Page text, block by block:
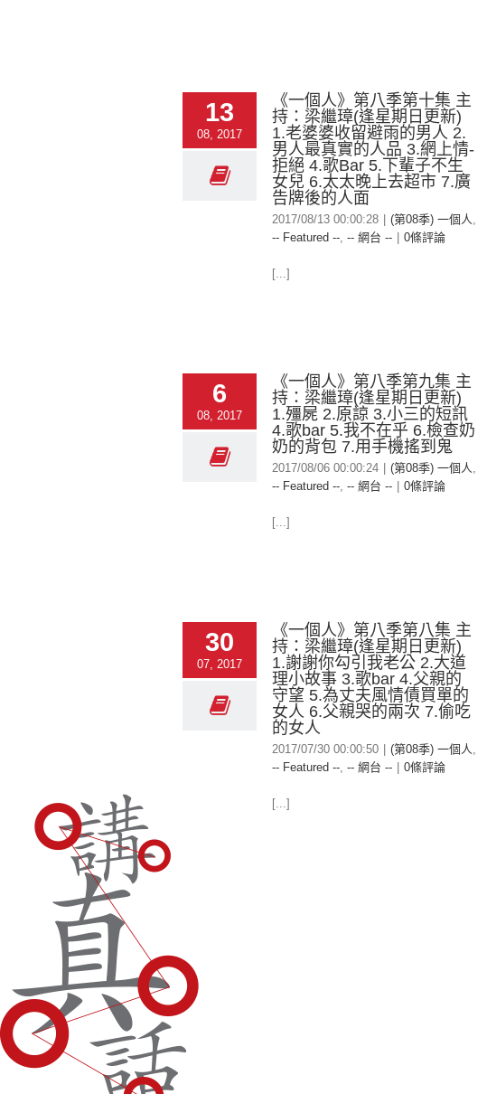
13
08, 2017
《一個人》第八季第十集 主
持：梁繼璋(逢星期日更新)
1.老婆婆收留避雨的男人 2.
男人最真實的人品 3.網上情-
拒絕 4.歌Bar 5.下輩子不生
女兒 6.太太晚上去超市 7.廣
告牌後的人面
2017/08/13 00:00:28 (第08季) 一個人,
-- Featured --, -- 網台 -- 0條評論
[...]
6
08, 2017
《一個人》第八季第九集 主
持：梁繼璋(逢星期日更新)
1.殭屍 2.原諒 3.小三的短訊
4.歌bar 5.我不在乎 6.檢查奶
奶的背包 7.用手機搖到鬼
2017/08/06 00:00:24 (第08季) 一個人,
-- Featured --, -- 網台 -- 0條評論
[...]
30
07, 2017
《一個人》第八季第八集 主
持：梁繼璋(逢星期日更新)
1.謝謝你勾引我老公 2.大道
理小故事 3.歌bar 4.父親的
守望 5.為丈夫風情債買單的
女人 6.父親哭的兩次 7.偷吃
的女人
2017/07/30 00:00:50 (第08季) 一個人,
-- Featured --, -- 網台 -- 0條評論
[...]